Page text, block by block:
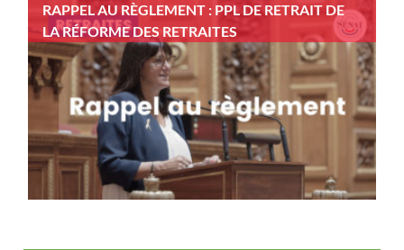
RAPPEL AU RÈGLEMENT : PPL DE RETRAIT DE
LA RÉFORME DES RETRAITES